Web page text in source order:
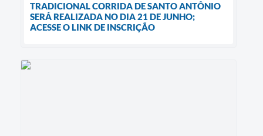
TRADICIONAL CORRIDA DE SANTO ANTÔNIO
SERÁ REALIZADA NO DIA 21 DE JUNHO;
ACESSE O LINK DE INSCRIÇÃO